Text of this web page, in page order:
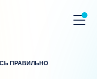
ПРАВИЛЬНО